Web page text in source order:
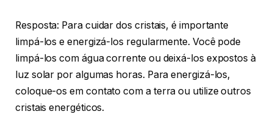
Resposta: Para cuidar dos cristais, é importante
limpá-los e energizá-los regularmente. Você pode
limpá-los com água corrente ou deixá-los expostos à
luz solar por algumas horas. Para energizá-los,
coloque-os em contato com a terra ou utilize outros
cristais energéticos.